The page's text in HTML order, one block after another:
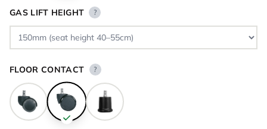
GAS LIFT HEIGHT ?
FLOOR CONTACT ?